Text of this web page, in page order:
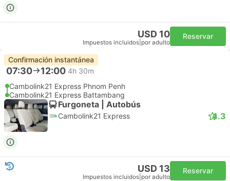
USD 10
Impuestos incluidos por adulto
Reservar
Confirmación instantánea
07:30 12:00 4h 30m
Cambolink21 Express Phnom Penh
Cambolink21 Express Battambang
Furgoneta | Autobús
Cambolink21 Express 4.3
USD 13
Impuestos incluidos por adulto
Reservar